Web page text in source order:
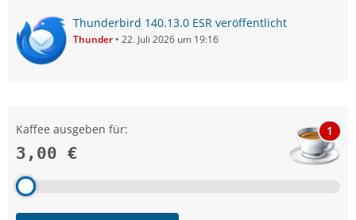
Thunderbird 140.13.0 ESR veröffentlicht
Thunder 22. Juli 2026 um 19:16
Kaffee ausgeben für:
3,00 €
1